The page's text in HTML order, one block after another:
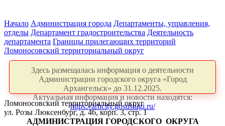
Начало Администрация города Департаменты, управления,
отделы Департамент градостроительства Деятельность
департамента Границы прилегающих территорий
Ломоносовский территориальный округ
Здесь размещалась информация о деятельности
Администрации городского округа «Город
Архангельск» до 31.12.2025.
Актуальная информация и новости находятся:
https://arhcity.gosuslugi.ru/
Ломоносовский территориальный округ
ул. Розы Люксенбург, д. 46, корп. 3, стр. 1
АДМИНИСТРАЦИЯ ГОРОДСКОГО ОКРУГА